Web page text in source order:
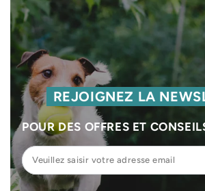
REJOIGNEZ LA
POUR DES OFFRES ET
Veuillez
saisir